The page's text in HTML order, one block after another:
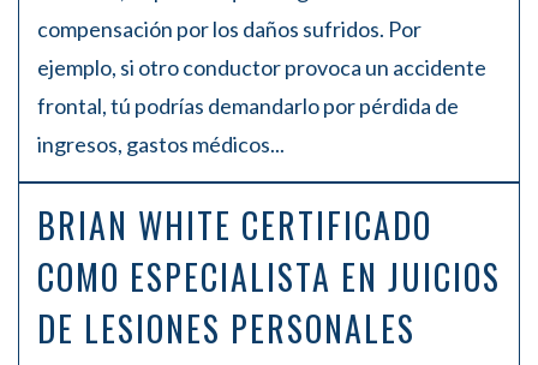
compensación por los daños sufridos. Por
ejemplo, si otro conductor provoca un accidente
frontal, tú podrías demandarlo por pérdida de
ingresos, gastos médicos...
BRIAN WHITE CERTIFICADO
COMO ESPECIALISTA EN JUICIOS
DE LESIONES PERSONALES